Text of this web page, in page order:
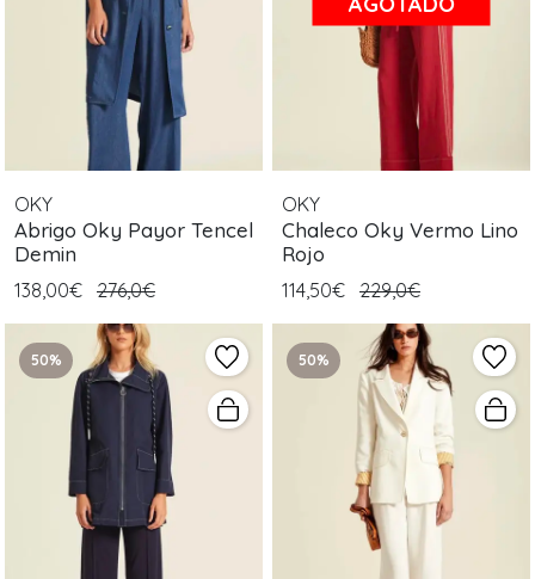
OKY
Abrigo Oky Payor Tencel
Demin
138,00€ 276,0€
OKY
Chaleco Oky Vermo Lino
Rojo
114,50€ 229,0€
50% 50%